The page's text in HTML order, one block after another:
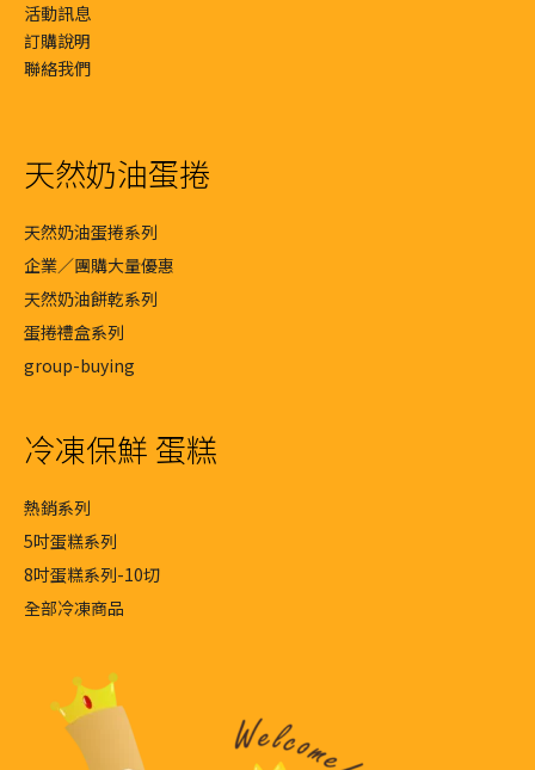
活動訊息
訂購說明
聯絡我們
天然奶油蛋捲
天然奶油蛋捲系列
企業／團購大量優惠
天然奶油餅乾系列
蛋捲禮盒系列
group-buying
冷凍保鮮 蛋糕
熱銷系列
5吋蛋糕系列
8吋蛋糕系列-10切
全部冷凍商品